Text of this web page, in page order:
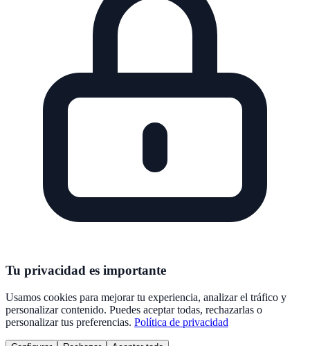
Tu privacidad es importante
Usamos cookies para mejorar tu experiencia, analizar el tráfico y
personalizar contenido. Puedes aceptar todas, rechazarlas o
personalizar tus preferencias. Política de privacidad